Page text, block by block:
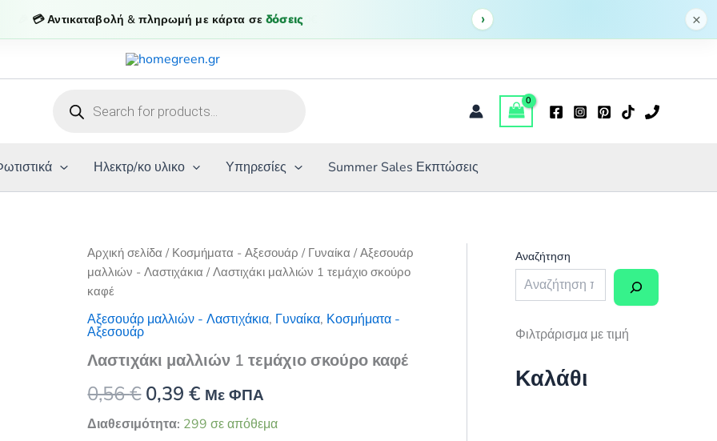
💳 Αντικαταβολή & πληρωμή με κάρτα σεδόσεις › ×
search
Ηλεκτρ/κο υλικο Υπηρεσίες Summer Sales Εκπτώσεις
Αρχική σελίδα / Κοσμήματα - Αξεσουάρ / Γυναίκα /Αξεσουάρ
μαλλιών - Λαστιχάκια / Λαστιχάκι μαλλιών 1 τεμάχιο σκούρο
καφέ
Αξεσουάρ μαλλιών - Λαστιχάκια, Γυναίκα, Κοσμήματα -
Αξεσουάρ
Λαστιχάκι μαλλιών 1 τεμάχιο σκούρο καφέ
0,56€ Original
price
0,39€Η
τρέχουσα
Με ΦΠΑ
Διαθεσιμότητα: 299 σε απόθεμα
Αναζήτηση
Φιλτράρισμα με τιμή
Καλάθι
0,56 €.είναι:
τεμάχιο
σκούρο